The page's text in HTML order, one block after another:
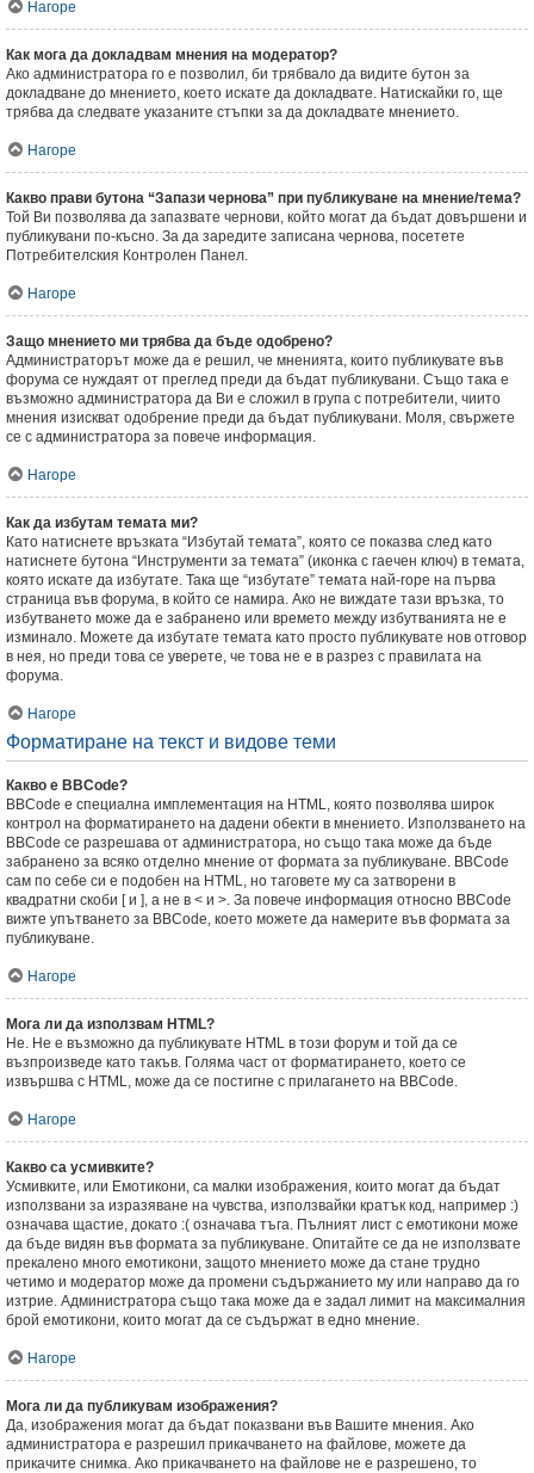
Нагоре
Как мога да докладвам мнения на модератор?
Ако администратора го е позволил, би трябвало да видите бутон за
докладване до мнението, което искате да докладвате. Натискайки го, ще
трябва да следвате указаните стъпки за да докладвате мнението.
Нагоре
Какво прави бутона “Запази чернова” при публикуване на мнение/тема?
Той Ви позволява да запазвате чернови, който могат да бъдат довършени и
публикувани по-късно. За да заредите записана чернова, посетете
Потребителския Контролен Панел.
Нагоре
Защо мнението ми трябва да бъде одобрено?
Администраторът може да е решил, че мненията, които публикувате във
форума се нуждаят от преглед преди да бъдат публикувани. Също така е
възможно администратора да Ви е сложил в група с потребители, чиито
мнения изискват одобрение преди да бъдат публикувани. Моля, свържете
се с администратора за повече информация.
Нагоре
Как да избутам темата ми?
Като натиснете връзката “Избутай темата”, която се показва след като
натиснете бутона “Инструменти за темата” (иконка с гаечен ключ) в темата,
която искате да избутате. Така ще “избутате” темата най-горе на първа
страница във форума, в който се намира. Ако не виждате тази връзка, то
избутването може да е забранено или времето между избутванията не е
изминало. Можете да избутате темата като просто публикувате нов отговор
в нея, но преди това се уверете, че това не е в разрез с правилата на
форума.
Нагоре
Форматиране на текст и видове теми
Какво е BBCode?
BBCode е специална имплементация на HTML, която позволява широк
контрол на форматирането на дадени обекти в мнението. Използването на
BBCode се разрешава от администратора, но също така може да бъде
забранено за всяко отделно мнение от формата за публикуване. BBCode
сам по себе си е подобен на HTML, но таговете му са затворени в
квадратни скоби [ и ], а не в < и >. За повече информация относно BBCode
вижте упътването за BBCode, което можете да намерите във формата за
публикуване.
Нагоре
Мога ли да използвам HTML?
Не. Не е възможно да публикувате HTML в този форум и той да се
възпроизведе като такъв. Голяма част от форматирането, което се
извършва с HTML, може да се постигне с прилагането на BBCode.
Нагоре
Какво са усмивките?
Усмивките, или Емотикони, са малки изображения, които могат да бъдат
използвани за изразяване на чувства, използвайки кратък код, например :)
означава щастие, докато :( означава тъга. Пълният лист с емотикони може
да бъде видян във формата за публикуване. Опитайте се да не използвате
прекалено много емотикони, защото мнението може да стане трудно
четимо и модератор може да промени съдържанието му или направо да го
изтрие. Администратора също така може да е задал лимит на максималния
брой емотикони, които могат да се съдържат в едно мнение.
Нагоре
Мога ли да публикувам изображения?
Да, изображения могат да бъдат показвани във Вашите мнения. Ако
администратора е разрешил прикачването на файлове, можете да
прикачите снимка. Ако прикачването на файлове не е разрешено, то